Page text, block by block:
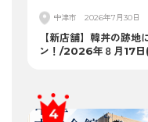
中津市 2026年7月30日
【新店舗】韓丼の跡
ン！/2026年８月17日